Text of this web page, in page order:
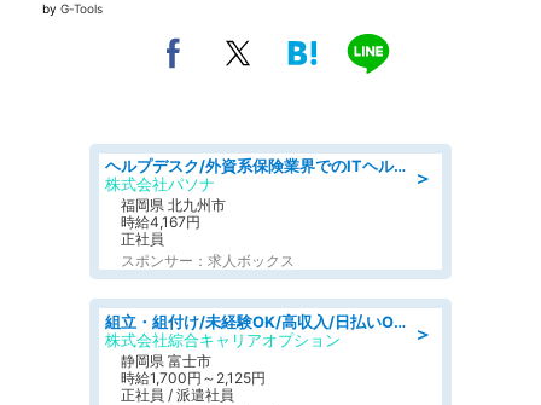
by G-Tools
＞
ヘルプデスク/外資系保険業界でのITヘルプデスク業務/駅近/即日勤務可/ヘルプデスク
株式会社パソナ
福岡県 北九州市
時給4,167円
正社員
スポンサー：求人ボックス
＞
組立・組付け/未経験OK/高収入/日払いOK/寮費無料/交替制
株式会社綜合キャリアオプション
静岡県 富士市
時給1,700円～2,125円
正社員 / 派遣社員